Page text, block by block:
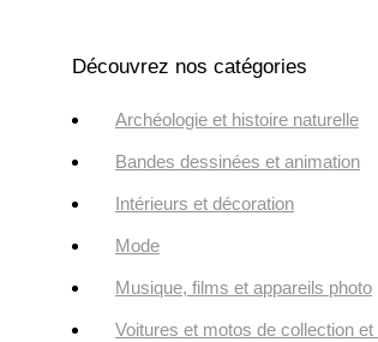
Découvrez nos catégories
Archéologie et histoire naturelle
Bandes dessinées et animation
Intérieurs et décoration
Mode
Musique, films et appareils photo
Voitures et motos de collection et